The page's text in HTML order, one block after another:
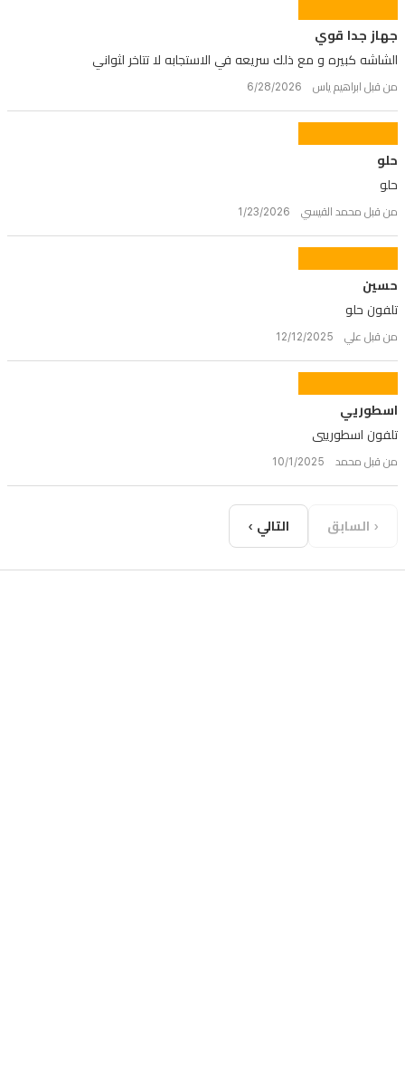
جهاز جدا قوي
الشاشه كبيره و مع ذلك سريعه في الاستجابه لا تتاخر لثواني
من قبل ابراهيم ياس 6/28/2026
حلو
حلو
من قبل محمد القيسي 1/23/2026
حسين
تلفون حلو
من قبل علي 12/12/2025
اسطوريي
تلفون اسطورييي
من قبل محمد 10/1/2025
‹ السابق التالي ›